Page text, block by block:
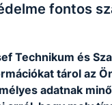
fontos
Technikum és
tárol az
adatnak